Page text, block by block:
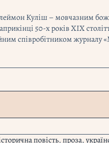
Куліш – мовчазним
50-х років ХІХ
співробітником журналу
повість,проза,